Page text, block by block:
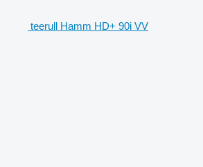
teerull Hamm HD+ 90i VV